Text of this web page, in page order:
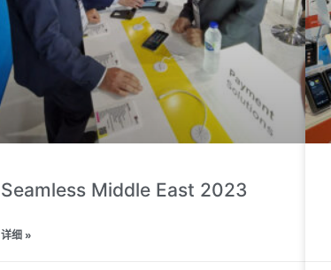
Seamless Middle East 2023
详细 »